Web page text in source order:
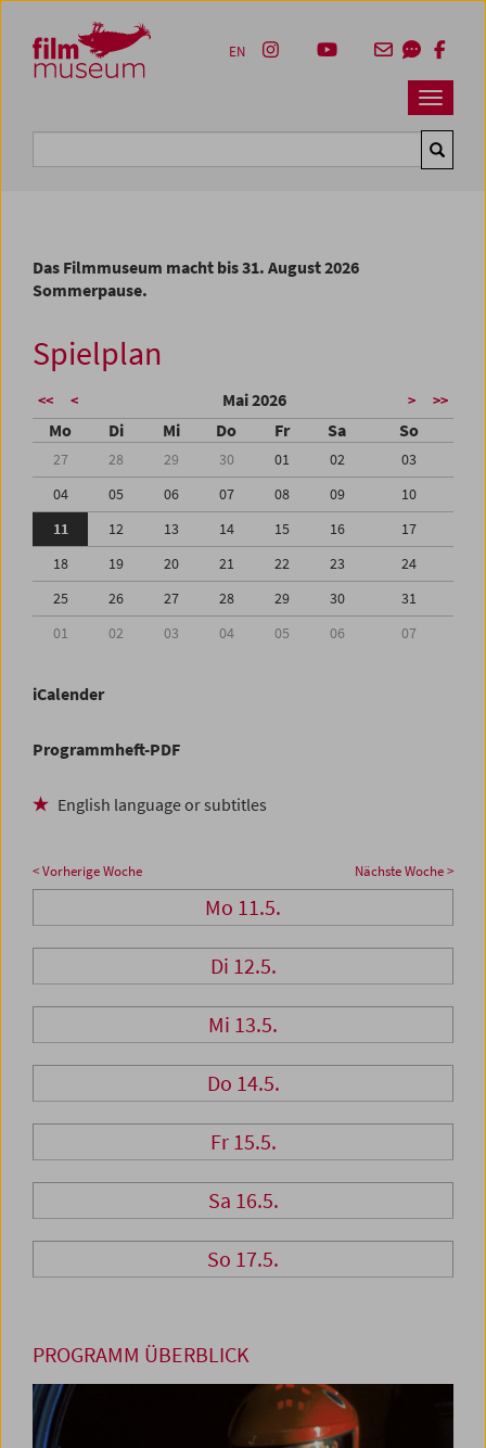
Zum Inhalt
Zum Hauptmenü
Zur Servicenavigation
Zum Suche
Navbar
EN
Das Filmmuseum macht bis 31. August 2026
Sommerpause.
Spielplan
<< < Mai 2026 > >>
Mo Di Mi Do Fr Sa So
27 28 29 30 01 02
03
04
05 06 07 08 09
10
11
12 13 14 15 16
17
18
19 20 21 22 23
24
25
26 27 28 29 30
31
01
02 03 04 05 06 07
iCalender
Programmheft-PDF
English language or subtitles
< Vorherige Woche Nächste Woche >
Mo 11.5.
Di 12.5.
Mi 13.5.
Do 14.5.
Fr 15.5.
Sa 16.5.
So 17.5.
PROGRAMM ÜBERBLICK